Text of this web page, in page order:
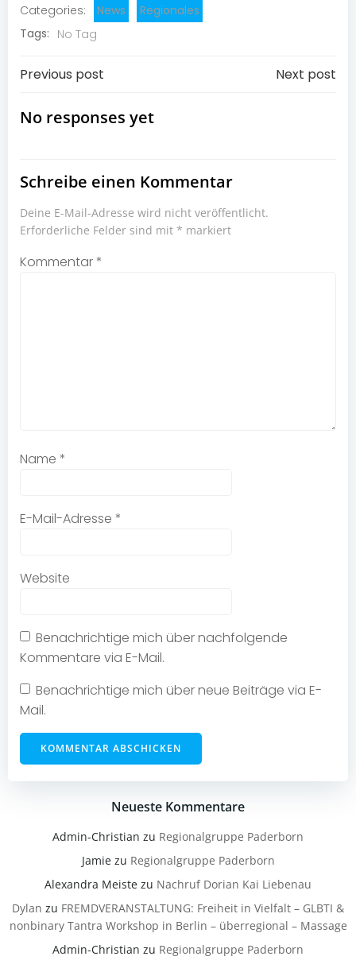
Categories: News
Regionales
Tags: No Tag
Post
navigation
Previous post Next post
No responses yet
Schreibe einen Kommentar
Deine E-Mail-Adresse wird nicht veröffentlicht.
Erforderliche Felder sind mit * markiert
Kommentar*
Name *
E-Mail-Adresse *
Website
Benachrichtige mich über nachfolgende
Kommentare via E-Mail.
Benachrichtige mich über neue Beiträge via E-
Mail.
Neueste Kommentare
Admin-Christian zu Regionalgruppe Paderborn
Jamiezu Regionalgruppe Paderborn
Alexandra Meiste zu Nachruf Dorian Kai Liebenau
Dylan zu FREMDVERANSTALTUNG: Freiheit in Vielfalt – GLBTI &
nonbinary Tantra Workshop in Berlin – überregional – Massage
Admin-Christian zu Regionalgruppe Paderborn